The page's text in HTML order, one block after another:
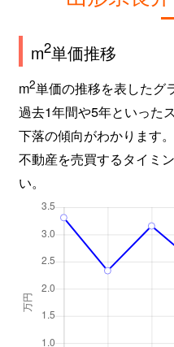
m2単価推移
m2単価の推移を表したグ
過去1年間や5年といった
下落の傾向がわかります。
不動産を売買するタイミ
い。